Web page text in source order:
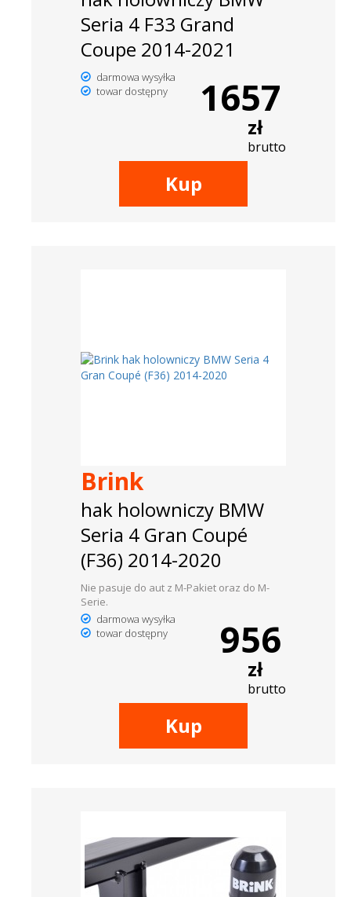
Seria 4 F33 Grand
Coupe 2014-2021
darmowa wysyłka
towar dostępny
1657
zł
brutto
Kup
Brink
hak holowniczy BMW
Seria 4 Gran Coupé
(F36) 2014-2020
Nie pasuje do aut z M-Pakiet oraz do M-
Serie.
darmowa wysyłka
towar dostępny
956
zł
brutto
Kup